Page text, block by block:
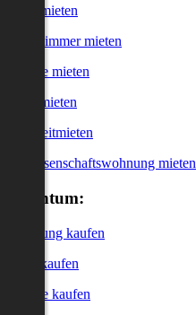
Haus mieten
WG-Zimmer mieten
Garage mieten
Büro mieten
Kurzzeitmieten
Genossenschaftswohnung mieten
Eigentum:
Wohnung kaufen
Haus kaufen
Garage kaufen